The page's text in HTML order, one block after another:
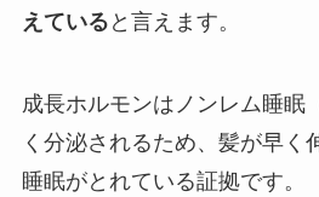
えている と言えます。
成長ホルモンはノンレム睡眠
く分泌されるため、髪が早く
睡眠がとれている証拠です。